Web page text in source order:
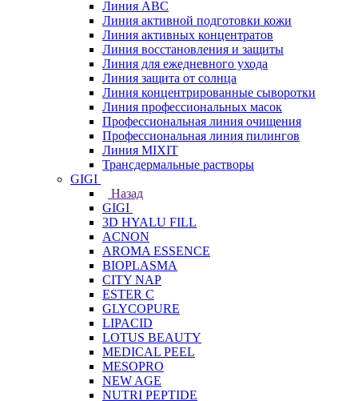
Линия АВС
Линия активной подготовки кожи
Линия активных концентратов
Линия восстановления и защиты
Линия для ежедневного ухода
Линия защита от солнца
Линия концентрированные сыворотки
Линия профессиональных масок
Профессиональная линия очищения
Профессиональная линия пилингов
Линия MIXIT
Трансдермальные растворы
GIGI
Назад
GIGI
3D HYALU FILL
ACNON
AROMA ESSENCE
BIOPLASMA
CITY NAP
ESTER C
GLYCOPURE
LIPACID
LOTUS BEAUTY
MEDICAL PEEL
MESOPRO
NEW AGE
NUTRI PEPTIDE